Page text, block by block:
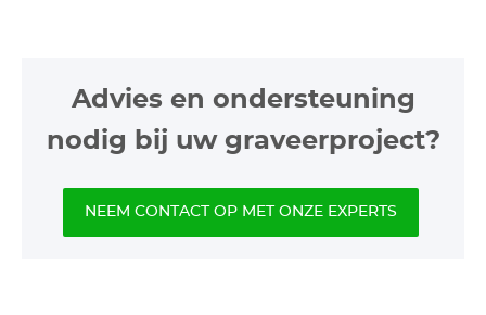
Advies en ondersteuning
nodig bij uw graveerproject?
NEEM CONTACT OP MET ONZE EXPERTS